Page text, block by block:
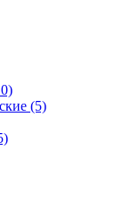
(5)